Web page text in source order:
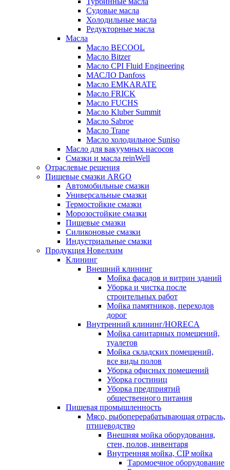
Судовые масла
Холодильные масла
Редукторные масла
Масла
Масло BECOOL
Масло Bitzer
Масло CPI Fluid Engineering
МАСЛО Danfoss
Масло EMKARATE
Масло FRICK
Масло FUCHS
Масло Kluber Summit
Масло Sabroe
Масло Trane
Масло холодильное Suniso
Масло для вакуумных насосов
Смазки и масла reinWell
Отраслевые решения
Пищевые смазки ARGO
Автомобильные смазки
Универсальные смазки
Термостойкие смазки
Морозостойкие смазки
Пищевые смазки
Силиконовые смазки
Индустриальные смазки
Продукция Новелхим
Клининг
Внешний клининг
Мойка фасадов и витрин зданий
Уборка и чистка после
строительных работ
Мойка памятников, переходов
дорог
Внутренний клининг/HORECA
Мойка санитарных помещений,
туалетов
Мойка складских помещений,
все виды полов
Уборка офисных помещений
Уборка гостиниц
Уборка предприятий
общественного питания
Пищевая промышленность
Мясо, рыбоперерабатывающая отрасль,
птицеводство
Внешняя мойка оборудования,
стен, полов, инвентаря
Внутренняя мойка, CIP мойка
Таромоечное оборудование